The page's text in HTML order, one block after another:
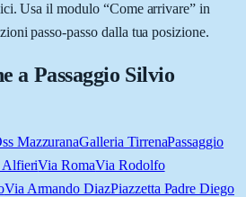
Usa il modulo “Come arrivare” in
passo-passo dalla tua posizione.
a Passaggio Silvio
MazzuranaGalleria TirrenaPassaggio
AlfieriVia RomaVia Rodolfo
Via Armando DiazPiazzetta Padre Diego